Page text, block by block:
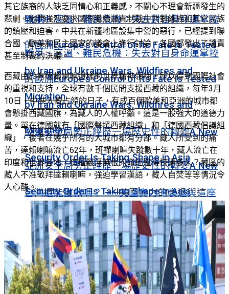
戰爭、高溫、難民危機：失去對自身命運掌控
的歐洲Europe’s Control of Its Fate Is Tested
by Iran and Ukraine Wars, Wildfires and
Migration
亞洲安全局勢正經歷一場歷史性的轉變A New
Security Order Is Taking Shape in Asia
台灣還能獲救嗎？ ——美國實力的衰退與這座
民主島嶼的未來
堅定不移的道德勇氣-劉曉波人權獎授予記者張
展和牧師羅蘭德·庫納
English
戰爭、高溫、難民危機：失去對自身命運掌控
的歐洲Europe’s Control of Its Fate Is Tested
by Iran and Ukraine Wars, Wildfires and
Migration
亞洲安全局勢正經歷一場歷史性的轉變A New
Security Order Is Taking Shape in Asia
台灣還能獲救嗎？ ——美國實力的衰退與這座
民主島嶼的未來
堅定不移的道德勇氣-劉曉波人權獎授予記者張
其它族裔的人缺乏同情心和正義感，不關心不理會新疆發生的
悲劇。他們強烈要求國際繼續譴責制裁中共對維族和其它民族
的鎮壓和迫害。中共在新疆地區設集中營的惡行，已經提到聯
合國、歐美和民主國家的議會上進行討論，各國都發出了譴責
甚至制裁的決議。
西藏由於有達賴喇嘛這樣的世界精神領袖，所以得到國際社會
的重視和支持，全球有數千個民間支援西藏的組織，每年3月
10日，中共入藏占領的日子，有成百個歐美和亞洲的城市都
會懸掛西藏國旗，為藏人的人權呼籲。這是一股強大的道德力
量。單在德國就有「國際聲援西藏組織」和「德國西藏倡議組
織」，後者在幾乎所有的大城市都有分部。藏人所受到的痛
苦，達賴喇嘛流亡62年，班禪喇嘛失蹤數十年，藏人流亡在
印度和世界各地，這種飄浮無根的命運還得持續多久？藏區的
藏人不准敬拜達賴喇嘛，強迫學習漢語，藏人自焚等等情況令
人心酸。